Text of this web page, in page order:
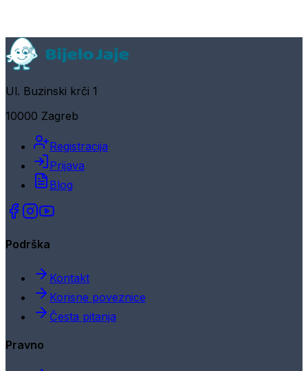
Ul. Buzinski krči 1
10000 Zagreb
Registracija
Prijava
Blog
Podrška
Kontakt
Korisne poveznice
Česta pitanja
Pravno